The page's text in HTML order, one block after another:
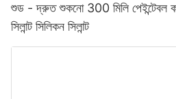
শুড - দ্রুত শুকনো 300 মিলি পেইন্টেবল
সিলান্ট সিলিকন সিলান্ট